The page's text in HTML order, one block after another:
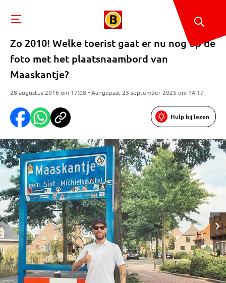
Zo 2010! Welke toerist gaat er nu nog op de
foto met het plaatsnaambord van
Maaskantje?
28 augustus 2016 om 17:08 • Aangepast 23 september 2025 om 14:17
Hulp bij lezen